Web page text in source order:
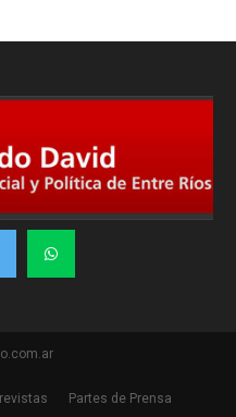
Partes de Prensa